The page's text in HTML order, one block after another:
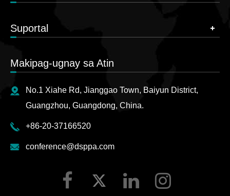
Suportal
Makipag-ugnay sa Atin
No.1 Xiahe Rd, Jianggao Town, Baiyun District,
Guangzhou, Guangdong, China.
+86-20-37166520
conference@dsppa.com